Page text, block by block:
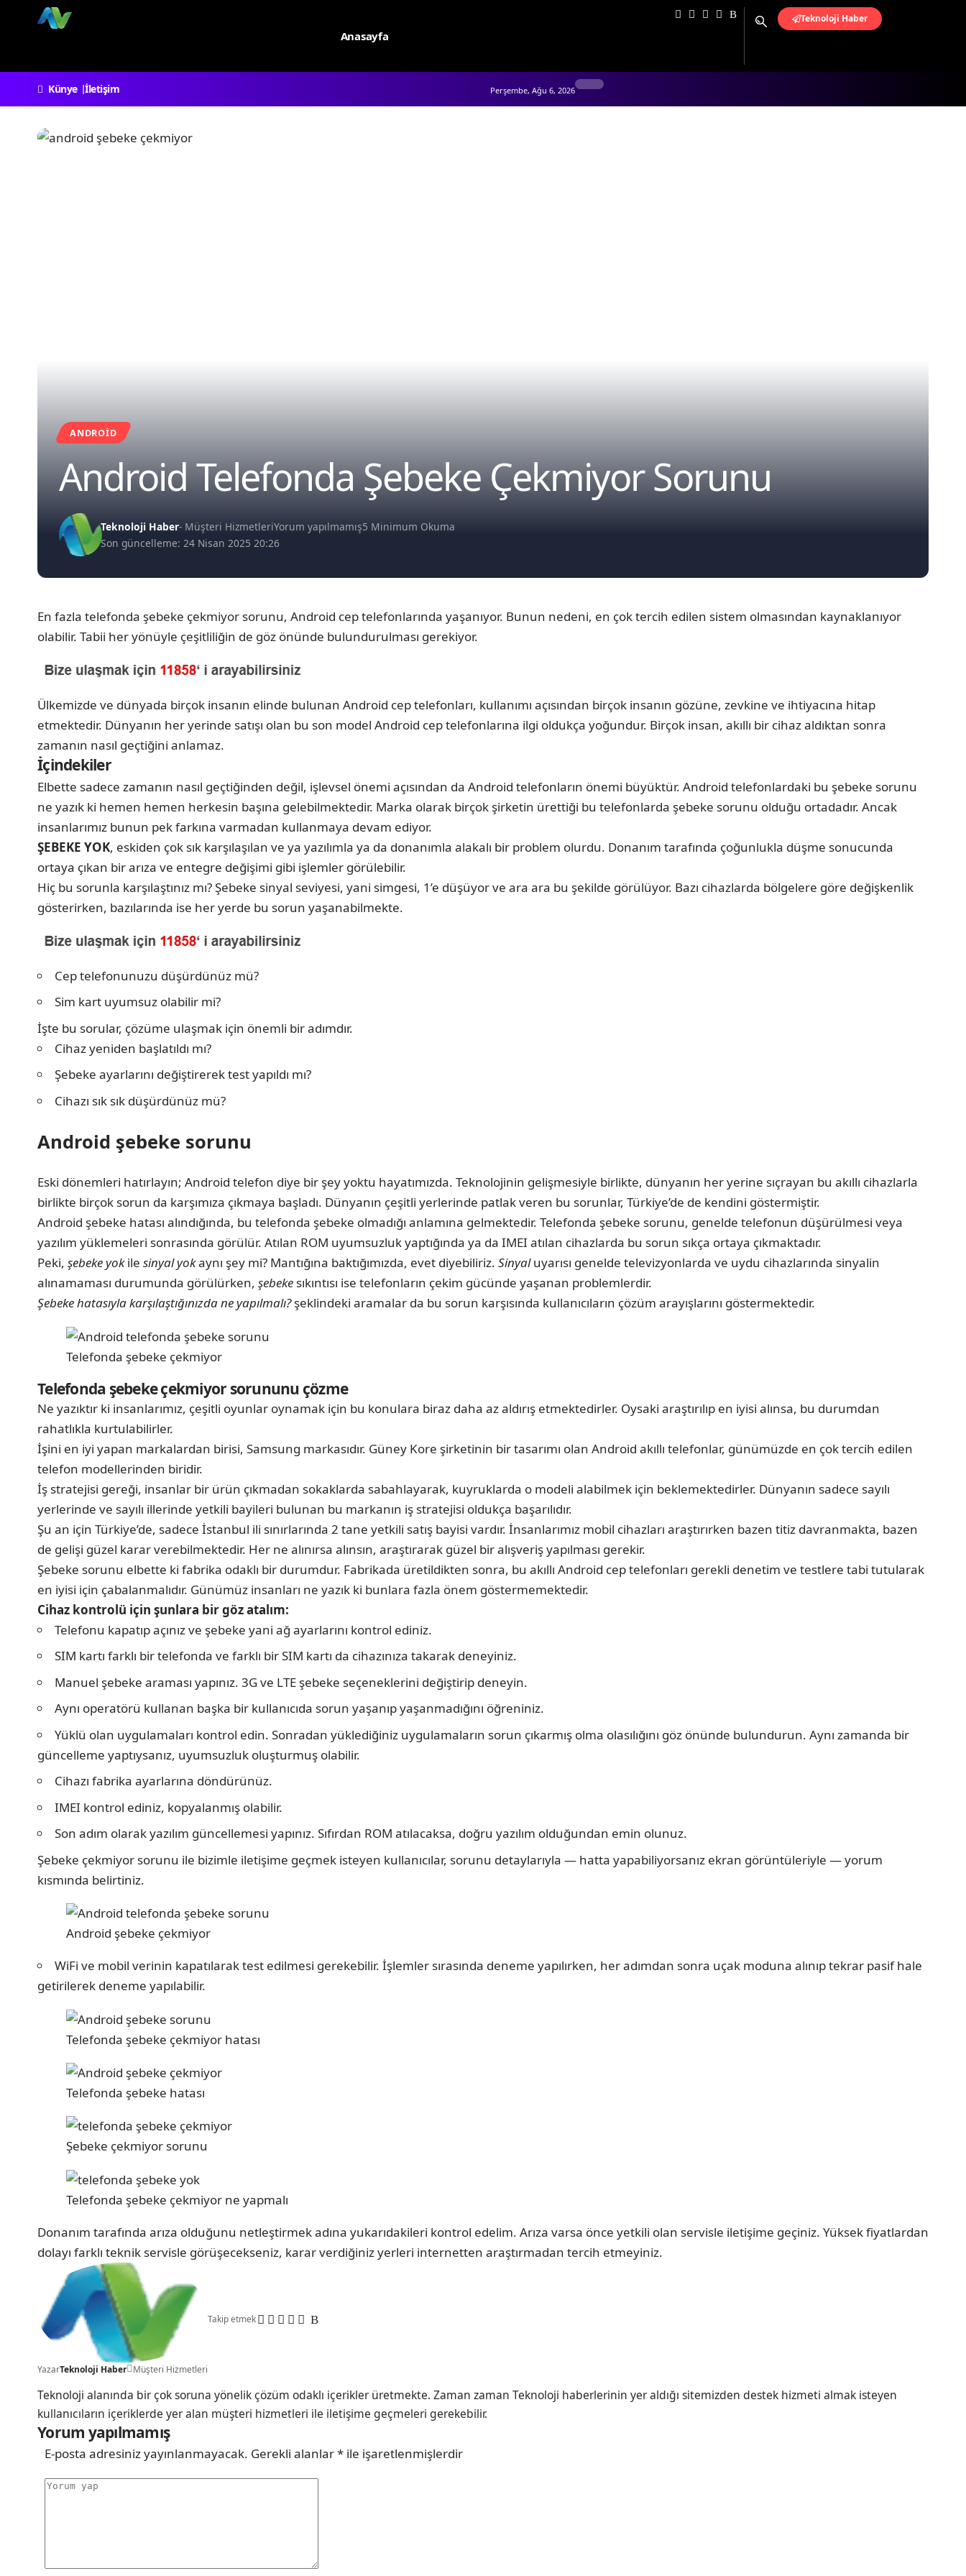
Anasayfa
Teknoloji Haber
Künye İletişim Perşembe, Ağu 6, 2026
ANDROID
Android Telefonda Şebeke Çekmiyor Sorunu
Son güncelleme: 24 Nisan 2025 20:26
Teknoloji Haber- Müşteri HizmetleriYorum yapılmamış5 Minimum Okuma
En fazla telefonda şebeke çekmiyor sorunu, Android cep telefonlarında yaşanıyor. Bunun nedeni, en çok tercih edilen sistem olmasından kaynaklanıyor
olabilir. Tabii her yönüyle çeşitliliğin de göz önünde bulundurulması gerekiyor.
Ülkemizde ve dünyada birçok insanın elinde bulunan Android cep telefonları, kullanımı açısından birçok insanın gözüne, zevkine ve ihtiyacına hitap
etmektedir. Dünyanın her yerinde satışı olan bu son model Android cep telefonlarına ilgi oldukça yoğundur. Birçok insan, akıllı bir cihaz aldıktan sonra
zamanın nasıl geçtiğini anlamaz.
İçindekiler
Elbette sadece zamanın nasıl geçtiğinden değil, işlevsel önemi açısından da Android telefonların önemi büyüktür. Android telefonlardaki bu şebeke sorunu
ne yazık ki hemen hemen herkesin başına gelebilmektedir. Marka olarak birçok şirketin ürettiği bu telefonlarda şebeke sorunu olduğu ortadadır. Ancak
insanlarımız bunun pek farkına varmadan kullanmaya devam ediyor.
ŞEBEKE YOK, eskiden çok sık karşılaşılan ve ya yazılımla ya da donanımla alakalı bir problem olurdu. Donanım tarafında çoğunlukla düşme sonucunda
ortaya çıkan bir arıza ve entegre değişimi gibi işlemler görülebilir.
Hiç bu sorunla karşılaştınız mı? Şebeke sinyal seviyesi, yani simgesi, 1’e düşüyor ve ara ara bu şekilde görülüyor. Bazı cihazlarda bölgelere göre değişkenlik
gösterirken, bazılarında ise her yerde bu sorun yaşanabilmekte.
Cep telefonunuzu düşürdünüz mü?
Sim kart uyumsuz olabilir mi?
İşte bu sorular, çözüme ulaşmak için önemli bir adımdır.
Cihaz yeniden başlatıldı mı?
Şebeke ayarlarını değiştirerek test yapıldı mı?
Cihazı sık sık düşürdünüz mü?
Android şebeke sorunu
Eski dönemleri hatırlayın; Android telefon diye bir şey yoktu hayatımızda. Teknolojinin gelişmesiyle birlikte, dünyanın her yerine sıçrayan bu akıllı cihazlarla
birlikte birçok sorun da karşımıza çıkmaya başladı. Dünyanın çeşitli yerlerinde patlak veren bu sorunlar, Türkiye’de de kendini göstermiştir.
Android şebeke hatası alındığında, bu telefonda şebeke olmadığı anlamına gelmektedir. Telefonda şebeke sorunu, genelde telefonun düşürülmesi veya
yazılım yüklemeleri sonrasında görülür. Atılan ROM uyumsuzluk yaptığında ya da IMEI atılan cihazlarda bu sorun sıkça ortaya çıkmaktadır.
Peki, şebeke yokile sinyal yokaynı şey mi? Mantığına baktığımızda, evet diyebiliriz. Sinyaluyarısı genelde televizyonlarda ve uydu cihazlarında sinyalin
alınamaması durumunda görülürken, şebeke sıkıntısı ise telefonların çekim gücünde yaşanan problemlerdir.
Şebeke hatasıyla karşılaştığınızda ne yapılmalı?şeklindeki aramalar da bu sorun karşısında kullanıcıların çözüm arayışlarını göstermektedir.
Telefonda şebeke çekmiyor
Telefonda şebeke çekmiyor sorununu çözme
Ne yazıktır ki insanlarımız, çeşitli oyunlar oynamak için bu konulara biraz daha az aldırış etmektedirler. Oysaki araştırılıp en iyisi alınsa, bu durumdan
rahatlıkla kurtulabilirler.
İşini en iyi yapan markalardan birisi, Samsung markasıdır. Güney Kore şirketinin bir tasarımı olan Android akıllı telefonlar, günümüzde en çok tercih edilen
telefon modellerinden biridir.
İş stratejisi gereği, insanlar bir ürün çıkmadan sokaklarda sabahlayarak, kuyruklarda o modeli alabilmek için beklemektedirler. Dünyanın sadece sayılı
yerlerinde ve sayılı illerinde yetkili bayileri bulunan bu markanın iş stratejisi oldukça başarılıdır.
Şu an için Türkiye’de, sadece İstanbul ili sınırlarında 2 tane yetkili satış bayisi vardır. İnsanlarımız mobil cihazları araştırırken bazen titiz davranmakta, bazen
de gelişi güzel karar verebilmektedir. Her ne alınırsa alınsın, araştırarak güzel bir alışveriş yapılması gerekir.
Şebeke sorunu elbette ki fabrika odaklı bir durumdur. Fabrikada üretildikten sonra, bu akıllı Android cep telefonları gerekli denetim ve testlere tabi tutularak
en iyisi için çabalanmalıdır. Günümüz insanları ne yazık ki bunlara fazla önem göstermemektedir.
Cihaz kontrolü için şunlara bir göz atalım:
Telefonu kapatıp açınız ve şebeke yani ağ ayarlarını kontrol ediniz.
SIM kartı farklı bir telefonda ve farklı bir SIM kartı da cihazınıza takarak deneyiniz.
Manuel şebeke araması yapınız. 3G ve LTE şebeke seçeneklerini değiştirip deneyin.
Aynı operatörü kullanan başka bir kullanıcıda sorun yaşanıp yaşanmadığını öğreniniz.
Yüklü olan uygulamaları kontrol edin. Sonradan yüklediğiniz uygulamaların sorun çıkarmış olma olasılığını göz önünde bulundurun. Aynı zamanda bir
güncelleme yaptıysanız, uyumsuzluk oluşturmuş olabilir.
Cihazı fabrika ayarlarına döndürünüz.
IMEI kontrol ediniz, kopyalanmış olabilir.
Son adım olarak yazılım güncellemesi yapınız. Sıfırdan ROM atılacaksa, doğru yazılım olduğundan emin olunuz.
Şebeke çekmiyor sorunu ile bizimle iletişime geçmek isteyen kullanıcılar, sorunu detaylarıyla — hatta yapabiliyorsanız ekran görüntüleriyle — yorum
kısmında belirtiniz.
Android şebeke çekmiyor
WiFi ve mobil verinin kapatılarak test edilmesi gerekebilir. İşlemler sırasında deneme yapılırken, her adımdan sonra uçak moduna alınıp tekrar pasif hale
getirilerek deneme yapılabilir.
Telefonda şebeke çekmiyor hatası
Telefonda şebeke hatası
Şebeke çekmiyor sorunu
Telefonda şebeke çekmiyor ne yapmalı
Donanım tarafında arıza olduğunu netleştirmek adına yukarıdakileri kontrol edelim. Arıza varsa önce yetkili olan servisle iletişime geçiniz. Yüksek fiyatlardan
dolayı farklı teknik servisle görüşecekseniz, karar verdiğiniz yerleri internetten araştırmadan tercih etmeyiniz.
YazarTeknoloji Haber Müşteri Hizmetleri
Takip etmek
Teknoloji alanında bir çok soruna yönelik çözüm odaklı içerikler üretmekte. Zaman zaman Teknoloji haberlerinin yer aldığı sitemizden destek hizmeti almak isteyen
kullanıcıların içeriklerde yer alan müşteri hizmetleri ile iletişime geçmeleri gerekebilir.
Yorum yapılmamış
E-posta adresiniz yayınlanmayacak. Gerekli alanlar* ile işaretlenmişlerdir